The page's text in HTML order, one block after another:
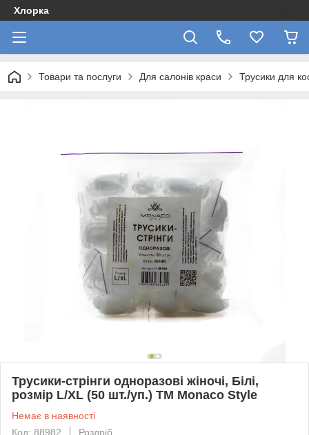
Хлорка
Товари та послуги Для салонів краси Трусики для
Трусики-стрінги одноразові жіночі, Білі,
розмір L/XL (50 шт./уп.) ТМ Monaco Style
Немає в наявності
Код: 88982
Роздріб